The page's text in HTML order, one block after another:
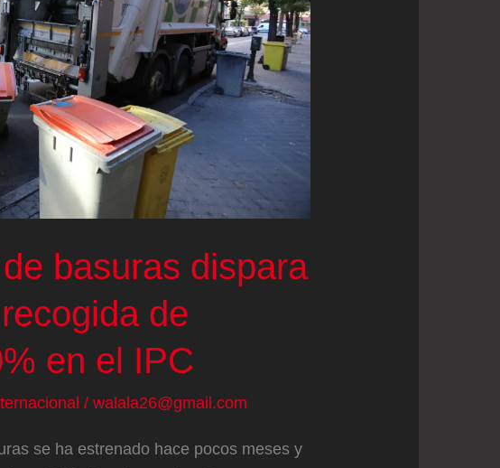
basuras dispara
de
en el IPC
/ walala26@gmail.com
se ha estrenado hace pocos meses y